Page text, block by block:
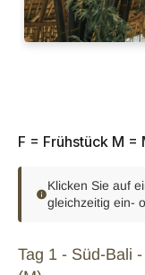
F = Frühstück M
Klicken Sie auf
gleichzeitig ein-
Tag 1 - Süd-Bali